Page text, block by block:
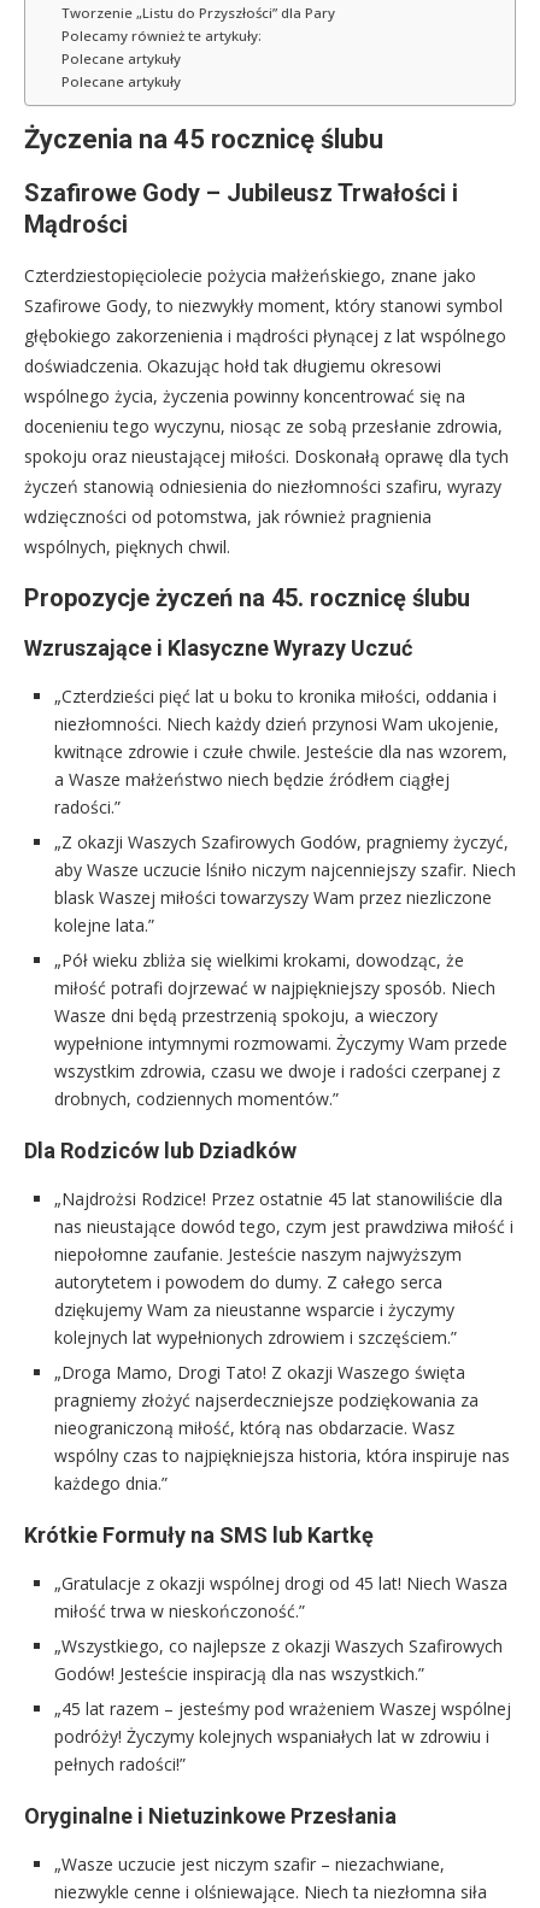
Tworzenie „Listu do Przyszłości” dla Pary
Polecamy również te artykuły:
Polecane artykuły
Polecane artykuły
Życzenia na 45 rocznicę ślubu
Szafirowe Gody – Jubileusz Trwałości i
Mądrości
Czterdziestopięciolecie pożycia małżeńskiego, znane jako
Szafirowe Gody, to niezwykły moment, który stanowi symbol
głębokiego zakorzenienia i mądrości płynącej z lat wspólnego
doświadczenia. Okazując hołd tak długiemu okresowi
wspólnego życia, życzenia powinny koncentrować się na
docenieniu tego wyczynu, niosąc ze sobą przesłanie zdrowia,
spokoju oraz nieustającej miłości. Doskonałą oprawę dla tych
życzeń stanowią odniesienia do niezłomności szafiru, wyrazy
wdzięczności od potomstwa, jak również pragnienia
wspólnych, pięknych chwil.
Propozycje życzeń na 45. rocznicę ślubu
Wzruszające i Klasyczne Wyrazy Uczuć
„Czterdzieści pięć lat u boku to kronika miłości, oddania i
niezłomności. Niech każdy dzień przynosi Wam ukojenie,
kwitnące zdrowie i czułe chwile. Jesteście dla nas wzorem,
a Wasze małżeństwo niech będzie źródłem ciągłej
radości.”
„Z okazji Waszych Szafirowych Godów, pragniemy życzyć,
aby Wasze uczucie lśniło niczym najcenniejszy szafir. Niech
blask Waszej miłości towarzyszy Wam przez niezliczone
kolejne lata.”
„Pół wieku zbliża się wielkimi krokami, dowodząc, że
miłość potrafi dojrzewać w najpiękniejszy sposób. Niech
Wasze dni będą przestrzenią spokoju, a wieczory
wypełnione intymnymi rozmowami. Życzymy Wam przede
wszystkim zdrowia, czasu we dwoje i radości czerpanej z
drobnych, codziennych momentów.”
Dla Rodziców lub Dziadków
„Najdrożsi Rodzice! Przez ostatnie 45 lat stanowiliście dla
nas nieustające dowód tego, czym jest prawdziwa miłość i
niepołomne zaufanie. Jesteście naszym najwyższym
autorytetem i powodem do dumy. Z całego serca
dziękujemy Wam za nieustanne wsparcie i życzymy
kolejnych lat wypełnionych zdrowiem i szczęściem.”
„Droga Mamo, Drogi Tato! Z okazji Waszego święta
pragniemy złożyć najserdeczniejsze podziękowania za
nieograniczoną miłość, którą nas obdarzacie. Wasz
wspólny czas to najpiękniejsza historia, która inspiruje nas
każdego dnia.”
Krótkie Formuły na SMS lub Kartkę
„Gratulacje z okazji wspólnej drogi od 45 lat! Niech Wasza
miłość trwa w nieskończoność.”
„Wszystkiego, co najlepsze z okazji Waszych Szafirowych
Godów! Jesteście inspiracją dla nas wszystkich.”
„45 lat razem – jesteśmy pod wrażeniem Waszej wspólnej
podróży! Życzymy kolejnych wspaniałych lat w zdrowiu i
pełnych radości!”
Oryginalne i Nietuzinkowe Przesłania
„Wasze uczucie jest niczym szafir – niezachwiane,
niezwykle cenne i olśniewające. Niech ta niezłomna siła